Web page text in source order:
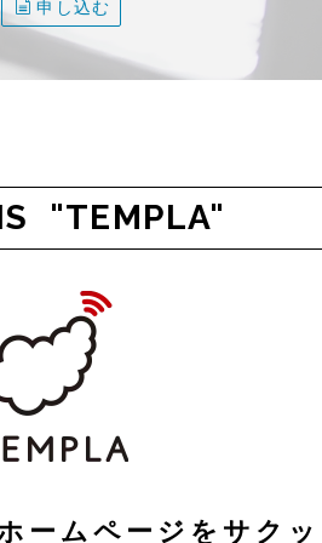
申し込む
"TEMPLA"
ームページをサク